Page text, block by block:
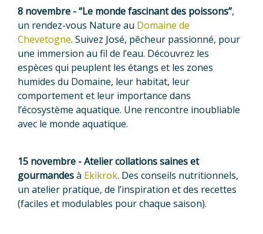
8 novembre - “Le monde fascinant des poissons”,
un rendez-vous Nature au Domaine de
Chevetogne. Suivez José, pêcheur passionné, pour
une immersion au fil de l’eau. Découvrez les
espèces qui peuplent les étangs et les zones
humides du Domaine, leur habitat, leur
comportement et leur importance dans
l’écosystème aquatique. Une rencontre inoubliable
avec le monde aquatique.
15 novembre - Atelier collations saines et
gourmandesà Ekikrok. Des conseils nutritionnels,
un atelier pratique, de l’inspiration et des recettes
(faciles et modulables pour chaque saison).